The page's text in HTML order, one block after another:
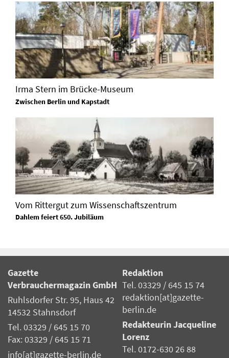
Irma Stern im Brücke-Museum
Zwischen Berlin und Kapstadt
Vom Rittergut zum Wissenschaftszentrum
Dahlem feiert 650. Jubiläum
Gazette
Verbrauchermagazin GmbH
Ruhlsdorfer Str. 95, Haus 42
14532 Stahnsdorf
Tel. 03329 / 645 15 70
Fax: 03329 / 645 15 71
info[at]gazette-berlin.de
Redaktion
Tel. 03329 / 645 15 74
redaktion[at]gazette-
berlin.de
Redakteurin Jacqueline
Lorenz
Tel. 0172-630 26 88